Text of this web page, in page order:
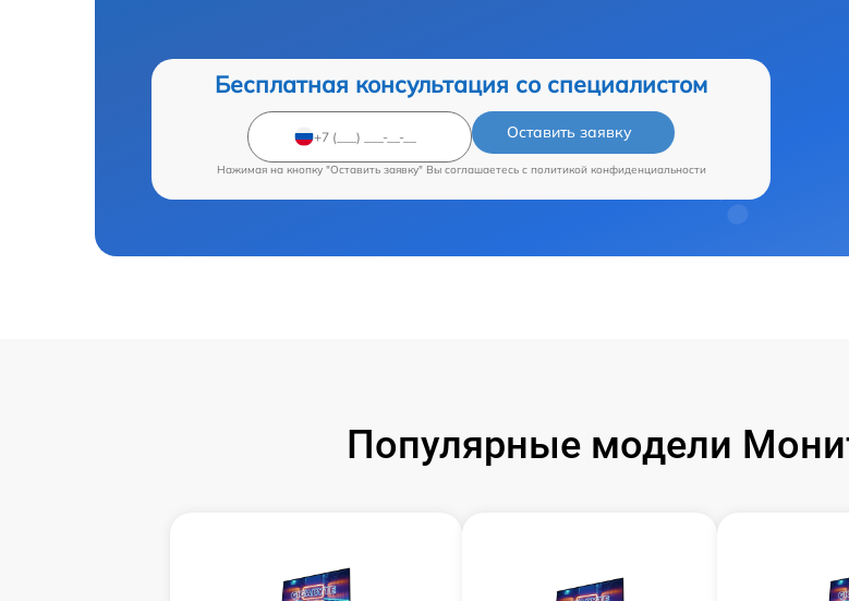
Бесплатная консультация со специалистом
Оставить заявку
Нажимая на кнопку "Оставить заявку" Вы соглашаетесь c политикой конфиденциальности
Популярные модели